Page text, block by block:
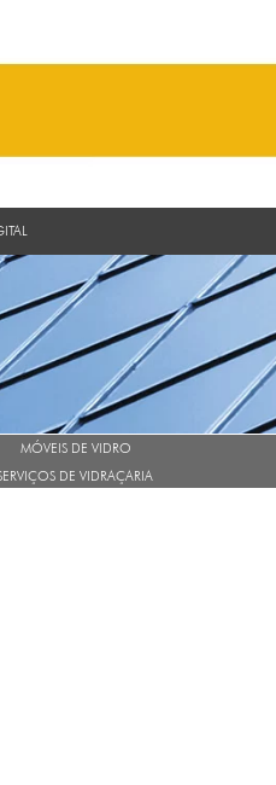
MÓVEIS DE VIDRO
DE VIDRAÇARIA